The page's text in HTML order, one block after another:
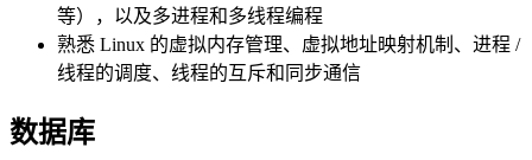
等），以及多进程和多线程编程
熟悉 Linux 的虚拟内存管理、虚拟地址映射机制、进程 /
线程的调度、线程的互斥和同步通信
数据库